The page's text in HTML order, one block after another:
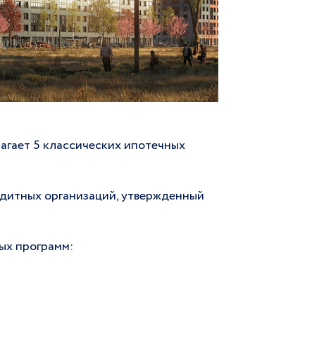
5 классических ипотечных
организаций, утвержденный
программ: